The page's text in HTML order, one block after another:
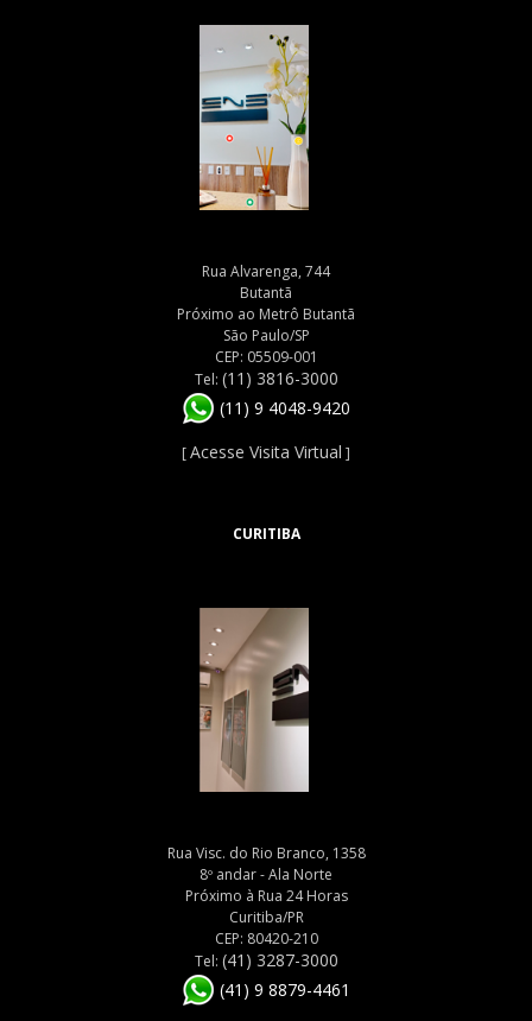
Rua Alvarenga, 744
Butantã
Próximo ao Metrô Butantã
São Paulo/SP
CEP: 05509-001
Tel: (11) 3816-3000
(11) 9 4048-9420
[Acesse Visita Virtual ]
CURITIBA
Rua Visc. do Rio Branco, 1358
8º andar - Ala Norte
Próximo à Rua 24 Horas
Curitiba/PR
CEP: 80420-210
Tel: (41) 3287-3000
(41) 9 8879-4461